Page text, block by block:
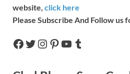
website, click here
Please Subscribe And Follow us